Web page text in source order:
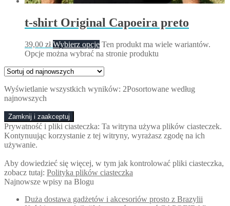
t-shirt Original Capoeira preto
39,00 zł Wybierz opcje Ten produkt ma wiele wariantów.
Opcje można wybrać na stronie produktu
Wyświetlanie wszystkich wyników: 2Posortowane według
najnowszych
Prywatność i pliki ciasteczka: Ta witryna używa plików ciasteczek.
Kontynuując korzystanie z tej witryny, wyrażasz zgodę na ich
używanie.
Aby dowiedzieć się więcej, w tym jak kontrolować pliki ciasteczka,
zobacz tutaj: Polityka plików ciasteczka
Najnowsze wpisy na Blogu
Duża dostawa gadżetów i akcesoriów prosto z Brazylii